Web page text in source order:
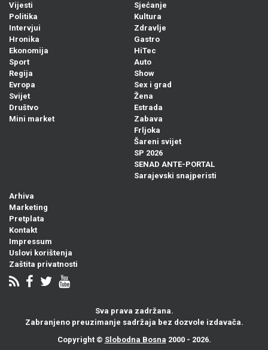
Vijesti
Politika
Intervjui
Hronika
Ekonomija
Sport
Regija
Evropa
Svijet
Društvo
Mini market
Sjećanje
Kultura
Zdravlje
Gastro
HiTec
Auto
Show
Sex i grad
Žena
Estrada
Zabava
Frljoka
Šareni svijet
SP 2026
SENAD ANTE-PORTAL
Sarajevski snajperisti
Arhiva
Marketing
Pretplata
Kontakt
Impressum
Uslovi korištenja
Zaštita privatnosti
Sva prava zadržana.
Zabranjeno preuzimanje sadržaja bez dozvole izdavača.
Copyright © Slobodna Bosna 2000 - 2026.